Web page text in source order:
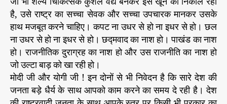
है, उसे राष्ट्र का सच्चा सेवक और सच्चा उपचारक मानकर उसके
हाथ मजबूत करने चाहिए। कपट ना उधर से हो ना इधर से हो। छल
ना उधर से हो ना इधर से हो। छद्मवाद का नाश हो। पाखंड का नाश
हो। राजनीतिक दुराग्रह का नाश हो और उस राजनीति का नाश हो
जो उल्टा बाड़ को खा रही हो।
मोदी जी और योगी जी ! इन दोनों से भी निवेदन है कि सारे देश की
जनता बड़े धैर्य के साथ आपको काम करने का समय दे रही है। देश